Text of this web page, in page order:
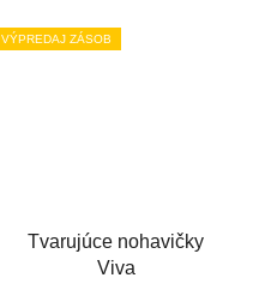
VÝPREDAJ ZÁSOB
Tvarujúce nohavičky
Viva